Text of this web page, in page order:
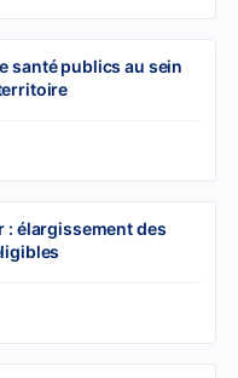
santé publics au sein
élargissement des